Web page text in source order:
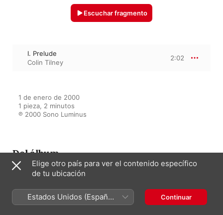
Escuchar fragmento
I. Prelude
Colin Tilney
2:02
1 de enero de 2000
1 pieza, 2 minutos
℗ 2000 Sono Luminus
Del álbum
and Harpsichord, Vol. 1 - Bwv
1014, 1015, 1016
Elige otro país para ver el contenido específico
de tu ubicación
Estados Unidos (Español
México)
Continuar